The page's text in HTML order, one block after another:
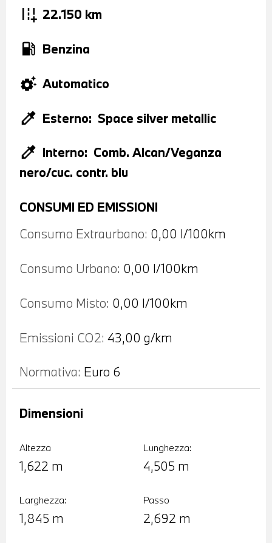
add_road 22.150 km
local_gas_station Benzina
settings_suggest Automatico
colorize Esterno: Space silver metallic
colorize Interno: Comb. Alcan/Veganza
nero/cuc. contr. blu
CONSUMI ED EMISSIONI
Consumo Extraurbano: 0,00 l/100km
Consumo Urbano: 0,00 l/100km
Consumo Misto: 0,00 l/100km
Emissioni CO2: 43,00 g/km
Normativa: Euro 6
Altezza
1,622 m
Lunghezza:
4,505 m
Dimensioni
Larghezza:
1,845 m
Passo
2,692 m